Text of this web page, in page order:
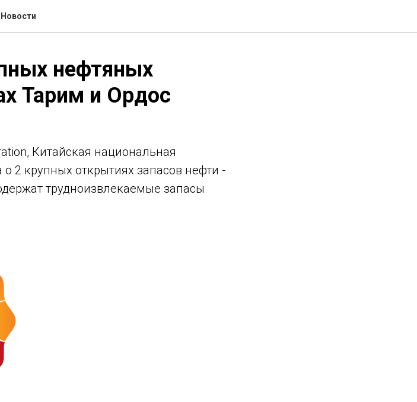
Новости
нефтяных
Тарим и Ордос
Китайская национальная
2 крупных открытиях запасов нефти -
трудноизвлекаемые запасы